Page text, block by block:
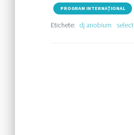
PROGRAM INTERNAȚIONAL
Etichete: dj anobium